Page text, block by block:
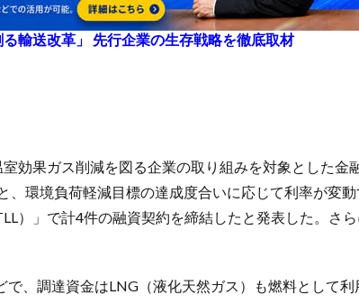
輸送改革」 先行企業の生存戦略を徹底取材
効果ガス削減を図る企業の取り組みを対象とした金
、環境負荷軽減目標の達成度合いに応じて利率が変動
）」で計4件の融資契約を締結したと発表した。さら
、調達資金はLNG（液化天然ガス）も燃料として利